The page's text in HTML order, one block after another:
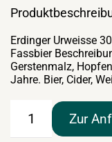
Erdinger Urweisse
Fassbier
Gerstenmalz,
Jahre. Bier, Cider,
Urweisse
Zur